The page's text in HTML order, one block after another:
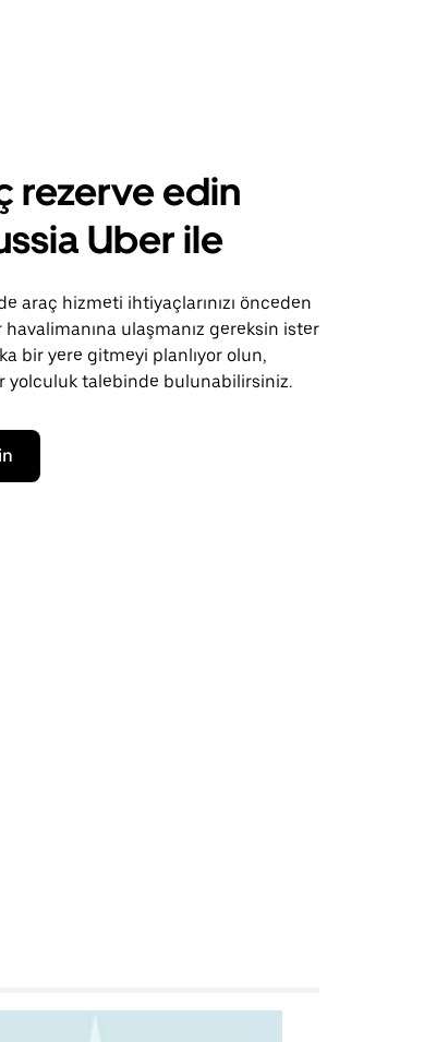
rezerve edin
Uber ile
araç hizmeti ihtiyaçlarınızı önceden
havalimanına ulaşmanız gereksin ister
bir yere gitmeyi planlıyor olun,
yolculuk talebinde bulunabilirsiniz.